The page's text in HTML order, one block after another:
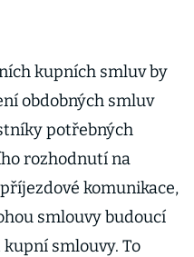
kupních smluv by
obdobných smluv
potřebných
rozhodnutí na
komunikace,
smlouvy budoucí
smlouvy. To